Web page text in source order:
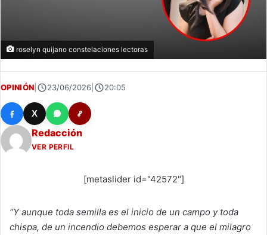
roselyn quijano constelaciones lectoras
OPINIÓN 23/06/2026 20:05
X
Redacción
VER PERFIL
[metaslider id="42572"]
“Y aunque toda semilla es el inicio de un campo y toda
chispa, de un incendio debemos esperar a que el milagro